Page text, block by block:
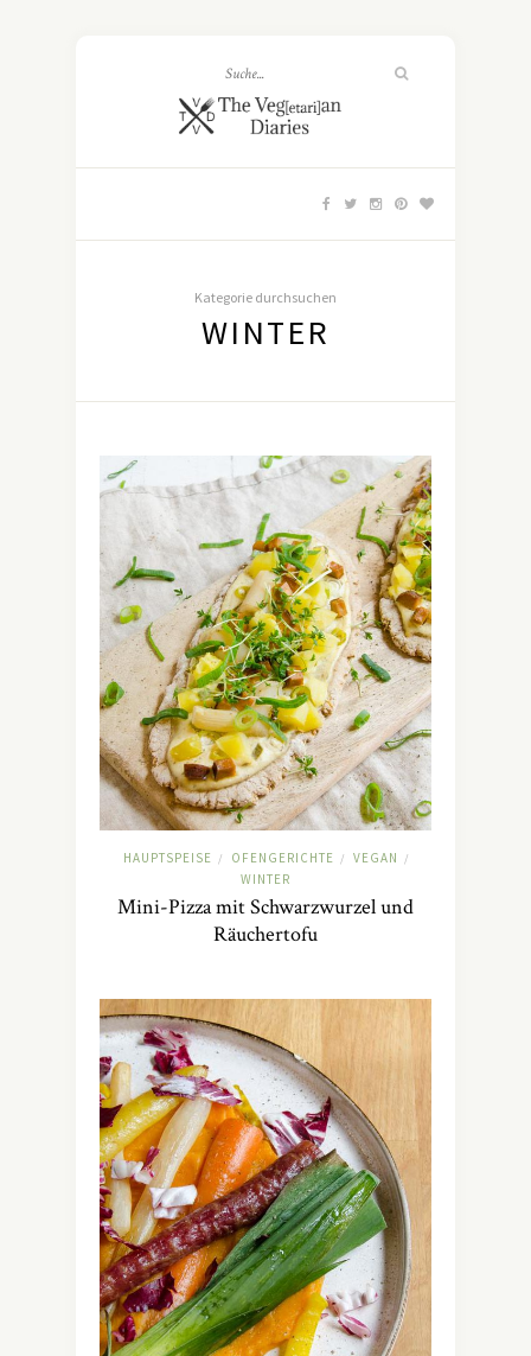
Kategorie durchsuchen
WINTER
HAUPTSPEISE / OFENGERICHTE / VEGAN /
WINTER
Mini-Pizza mit Schwarzwurzel und
Räuchertofu